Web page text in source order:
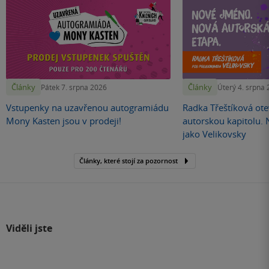
Články Pátek 7. srpna 2026
Vstupenky na uzavřenou autogramiádu
Mony Kasten jsou v prodeji!
Články Úterý 4. srpna
Radka Třeštíková
autorskou kapitolu.
jako Velikovsky
Články, které stojí za pozornost
Viděli jste